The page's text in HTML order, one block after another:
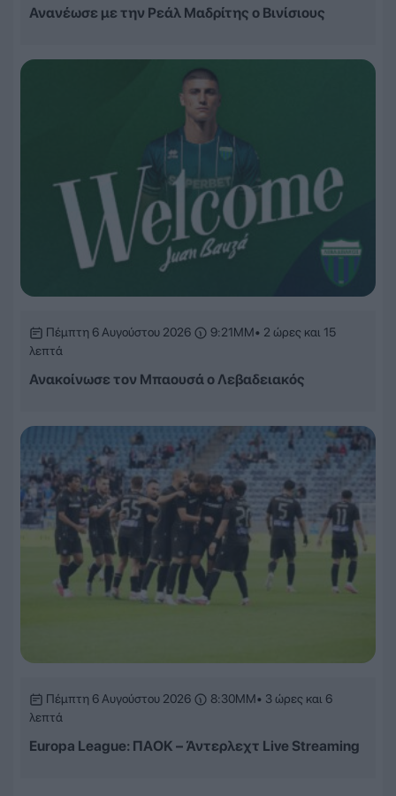
Ανανέωσε με την Ρεάλ Μαδρίτης ο Βινίσιους
Πέμπτη 6 Αυγούστου 2026 9:21ΜΜ• 2 ώρες και 15
λεπτά
Ανακοίνωσε τον Μπαουσά ο Λεβαδειακός
Πέμπτη 6 Αυγούστου 2026 8:30ΜΜ• 3 ώρες και 6
λεπτά
Europa League: ΠΑΟΚ – Άντερλεχτ Live Streaming